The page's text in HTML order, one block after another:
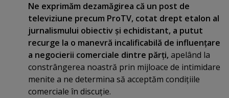
Ne exprimăm dezamăgirea că un post de
televiziune precum ProTV, cotat drept etalon al
jurnalismului obiectiv şi echidistant, a putut
recurge la o manevră incalificabilă de influenţare
a negocierii comerciale dintre părţi, apelând la
constrângerea noastră prin mijloace de intimidare
menite a ne determina să acceptăm condiţiile
comerciale în discuţie.